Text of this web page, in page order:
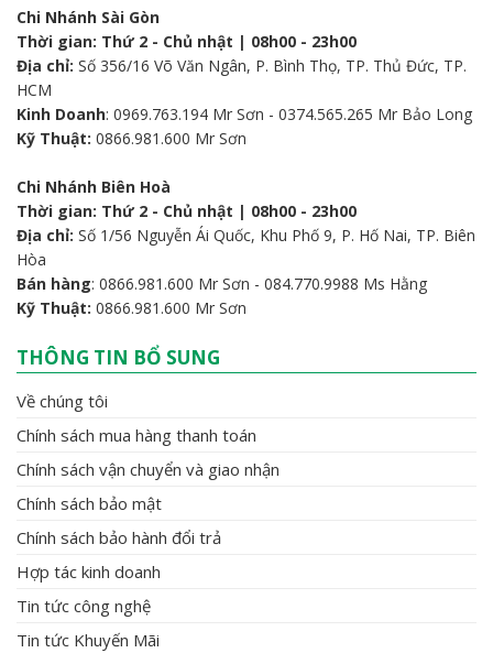
Chi Nhánh Sài Gòn
Thời gian: Thứ 2 - Chủ nhật | 08h00 - 23h00
Địa chỉ: Số 356/16 Võ Văn Ngân, P. Bình Thọ, TP. Thủ Đức, TP.
HCM
Kinh Doanh: 0969.763.194 Mr Sơn - 0374.565.265 Mr Bảo Long
Kỹ Thuật: 0866.981.600 Mr Sơn
Chi Nhánh Biên Hoà
Thời gian: Thứ 2 - Chủ nhật | 08h00 - 23h00
Địa chỉ: Số 1/56 Nguyễn Ái Quốc, Khu Phố 9, P. Hố Nai, TP. Biên
Hòa
Bán hàng: 0866.981.600 Mr Sơn - 084.770.9988 Ms Hằng
Kỹ Thuật: 0866.981.600 Mr Sơn
THÔNG TIN BỔ SUNG
Về chúng tôi
Chính sách mua hàng thanh toán
Chính sách vận chuyển và giao nhận
Chính sách bảo mật
Chính sách bảo hành đổi trả
Hợp tác kinh doanh
Tin tức công nghệ
Tin tức Khuyến Mãi